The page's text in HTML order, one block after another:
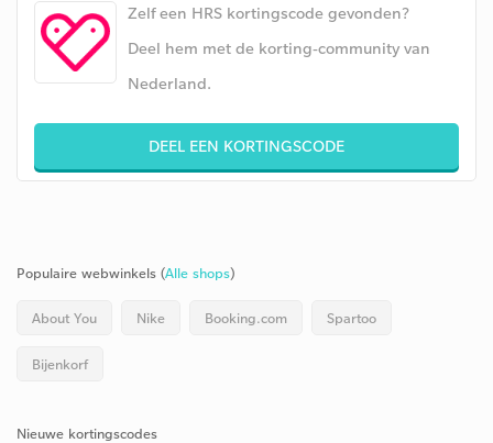
Zelf een HRS kortingscode gevonden?
Deel hem met de korting-community van
Nederland.
DEEL EEN KORTINGSCODE
Populaire webwinkels (Alle shops)
About You Nike Booking.com Spartoo
Bijenkorf
Nieuwe kortingscodes